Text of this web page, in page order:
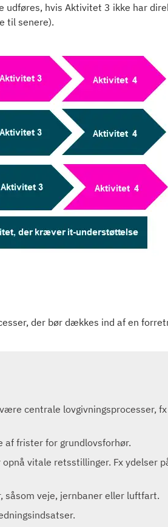
udføres, hvis Aktivitet 3 ikke har
til senere).
der bør dækkes ind af en
centrale lovgivningsprocesser, fx
af frister for grundlovsforhør.
vitale retsstillinger. Fx ydelser
såsom veje, jernbaner eller luftfart.